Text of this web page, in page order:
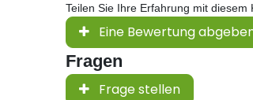
Teilen Sie Ihre Erfahrung mit
Eine Bewertung
Fragen
Frage stellen